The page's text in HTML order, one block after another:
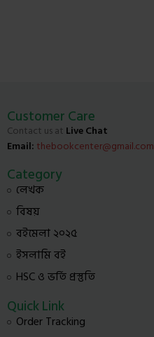
Customer Care
Contact us at Live Chat
Email: thebookcenter@gmail.com
Category
লেখক
বিষয়
বইমেলা ২০২৫
ইসলামি বই
HSC ও ভর্তি প্রস্তুতি
Quick Link
Order Tracking